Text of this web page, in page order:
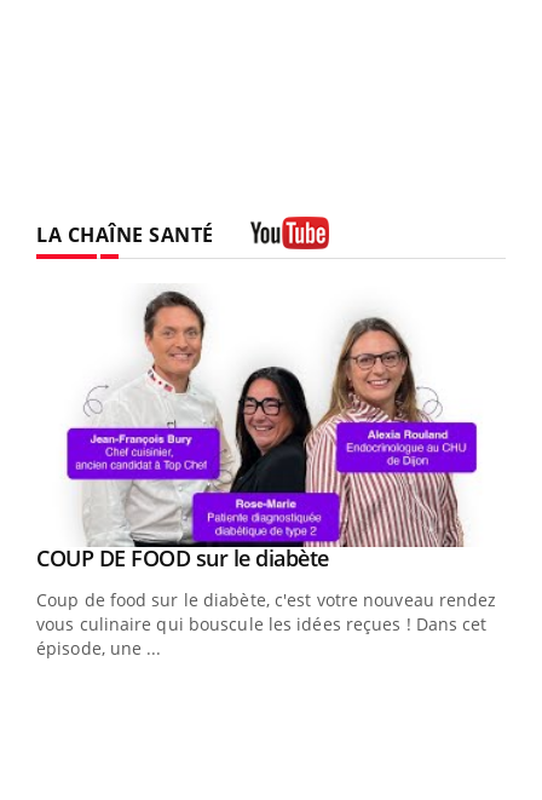
LA CHAÎNE SANTÉ
Youtube
COUP DE FOOD sur le diabèteYoutube
Coup de food sur le diabète, c'est votre nouveau rendez-
vous culinaire qui bouscule les idées reçues ! Dans cet
épisode, une ...